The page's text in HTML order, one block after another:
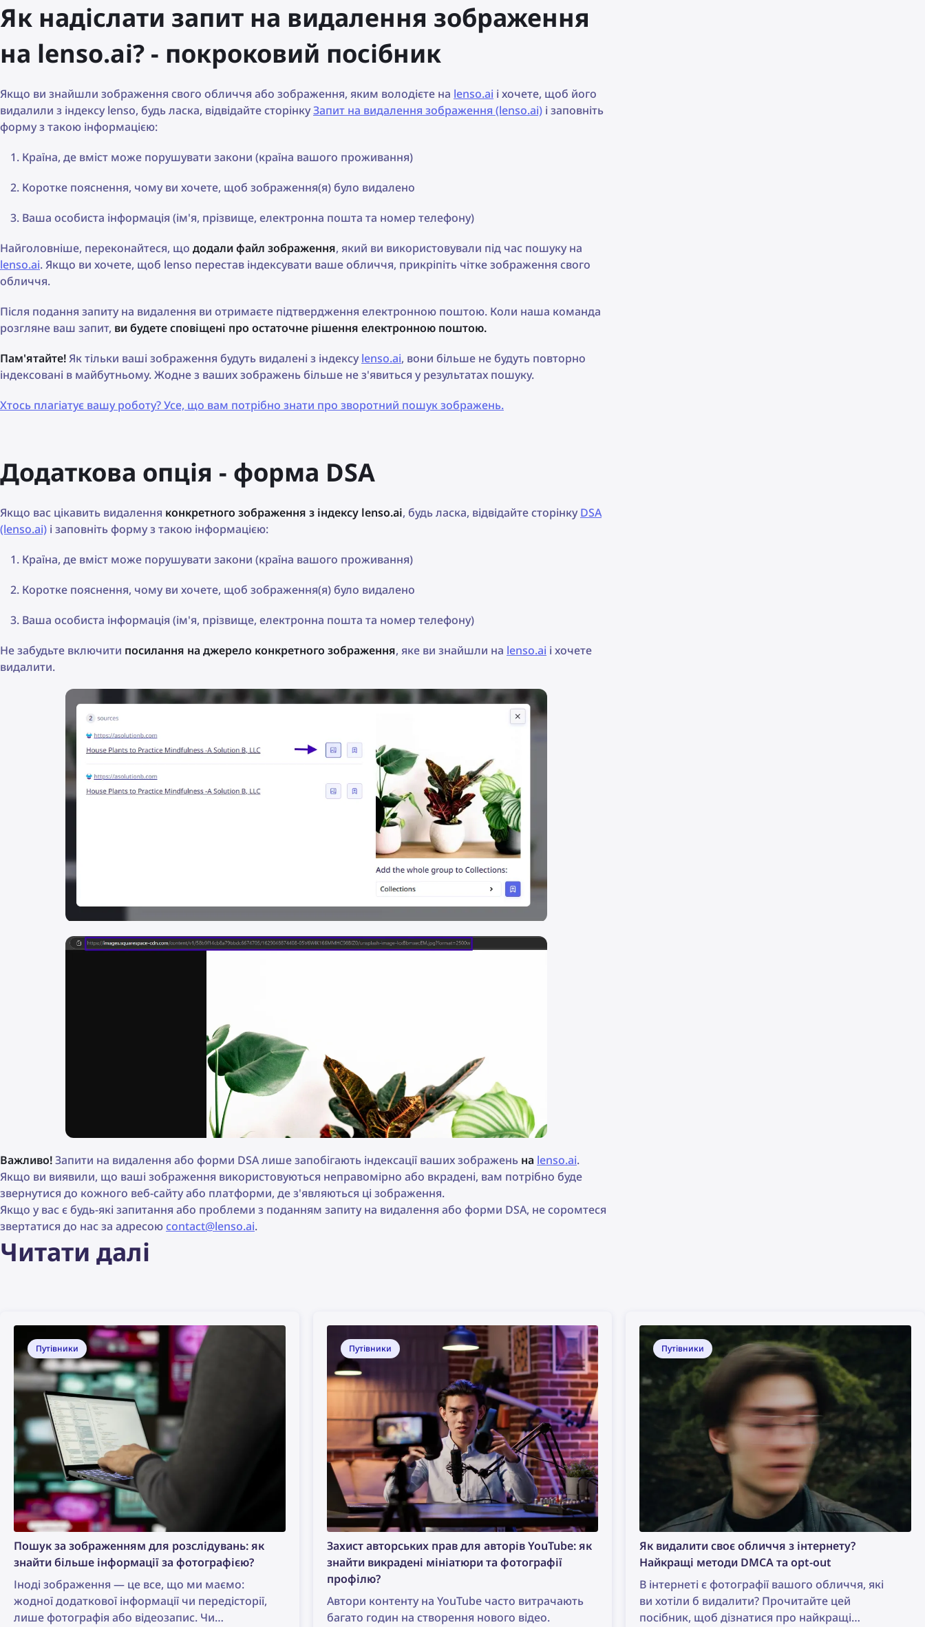
Як надіслати запит на видалення зображення
на lenso.ai? - покроковий посібник
Якщо ви знайшли зображення свого обличчя або зображення, яким володієте на lenso.ai і хочете, щоб його
видалили з індексу lenso, будь ласка, відвідайте сторінкуЗапит на видалення зображення (lenso.ai) і заповніть
форму з такою інформацією:
Країна, де вміст може порушувати закони (країна вашого проживання)
Коротке пояснення, чому ви хочете, щоб зображення(я) було видалено
Ваша особиста інформація (ім'я, прізвище, електронна пошта та номер телефону)
Найголовніше, переконайтеся, що додали файл зображення, який ви використовували під час пошуку на
lenso.ai. Якщо ви хочете, щоб lenso перестав індексувати ваше обличчя, прикріпіть чітке зображення свого
обличчя.
Після подання запиту на видалення ви отримаєте підтвердження електронною поштою. Коли наша команда
розгляне ваш запит, ви будете сповіщені про остаточне рішення електронною поштою.
Пам'ятайте!Як тільки ваші зображення будуть видалені з індексуlenso.ai, вони більше не будуть повторно
індексовані в майбутньому. Жодне з ваших зображень більше не з'явиться у результатах пошуку.
Хтось плагіатує вашу роботу? Усе, що вам потрібно знати про зворотний пошук зображень.
Додаткова опція - форма DSA
Якщо вас цікавить видалення конкретного зображення з індексу lenso.ai, будь ласка, відвідайте сторінкуDSA
(lenso.ai) і заповніть форму з такою інформацією:
Країна, де вміст може порушувати закони (країна вашого проживання)
Коротке пояснення, чому ви хочете, щоб зображення(я) було видалено
Ваша особиста інформація (ім'я, прізвище, електронна пошта та номер телефону)
Не забудьте включити посилання на джерело конкретного зображення, яке ви знайшли на lenso.ai і хочете
видалити.
Важливо!Запити на видалення або форми DSA лише запобігають індексації ваших зображень на lenso.ai.
Якщо ви виявили, що ваші зображення використовуються неправомірно або вкрадені, вам потрібно буде
звернутися до кожного веб-сайту або платформи, де з'являються ці зображення.
Якщо у вас є будь-які запитання або проблеми з поданням запиту на видалення або форми DSA, не соромтеся
звертатися до нас за адресою contact@lenso.ai.
Читати далі
Путівники
Пошук за зображенням для розслідувань: як
знайти більше інформації за фотографією?
Іноді зображення — це все, що ми маємо:
жодної додаткової інформації чи передісторії,
лише фотографія або відеозапис. Чи
Путівники
Захист авторських прав для авторів YouTube: як
знайти викрадені мініатюри та фотографії
профілю?
Автори контенту на YouTube часто витрачають
багато годин на створення нового відео.
Путівники
Як видалити своє обличчя з інтернету?
Найкращі методи DMCA та opt-out
В інтернеті є фотографії вашого обличчя, які
ви хотіли б видалити? Прочитайте цей
посібник, щоб дізнатися про найкращі